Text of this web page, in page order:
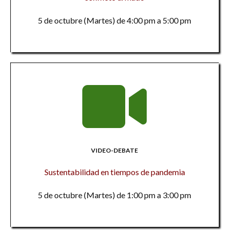
5 de octubre (Martes) de 4:00 pm a 5:00 pm
VIDEO-DEBATE
Sustentabilidad en tiempos de pandemia
5 de octubre (Martes) de 1:00 pm a 3:00 pm